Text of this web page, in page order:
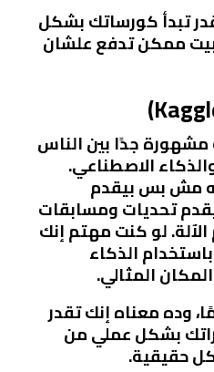
تبدأ كورساتك بشكل
ممكن تدفع علشان
جدًا بين الناس
الاصطناعي.
مش بس بيقدم
تحديات ومسابقات
لو كنت مهتم إنك
الذكاء
المثالي.
وده معناه إنك تقدر
بشكل عملي من
حقيقية.